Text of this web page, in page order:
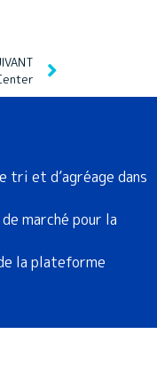
tri et d’agréage dans
marché pour la
la plateforme